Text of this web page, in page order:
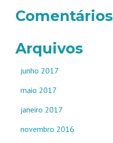
Comentários
Arquivos
junho 2017
maio 2017
janeiro 2017
novembro 2016